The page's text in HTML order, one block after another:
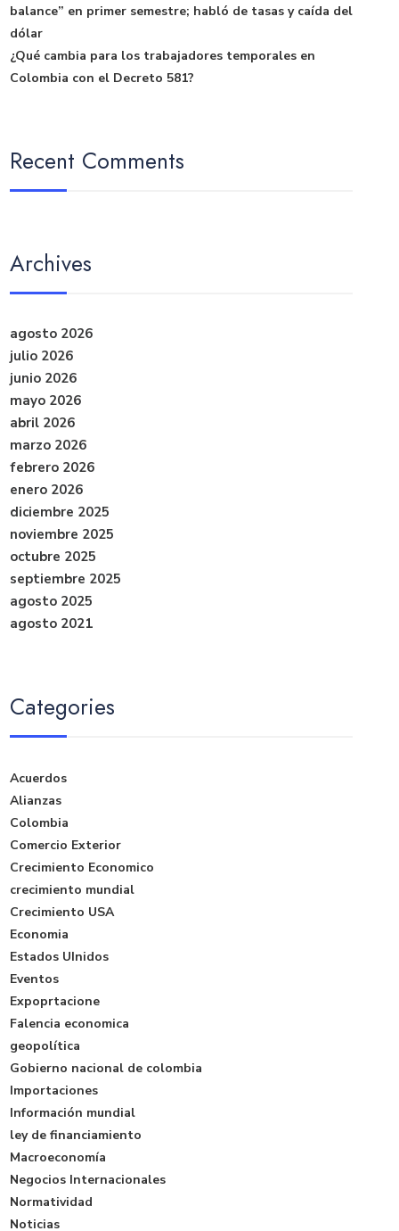
balance” en primer semestre; habló de tasas y caída del
dólar
¿Qué cambia para los trabajadores temporales en
Colombia con el Decreto 581?
Recent Comments
Archives
agosto 2026
julio 2026
junio 2026
mayo 2026
abril 2026
marzo 2026
febrero 2026
enero 2026
diciembre 2025
noviembre 2025
octubre 2025
septiembre 2025
agosto 2025
agosto 2021
Categories
Acuerdos
Alianzas
Colombia
Comercio Exterior
Crecimiento Economico
crecimiento mundial
Crecimiento USA
Economia
Estados UInidos
Eventos
Expoprtacione
Falencia economica
geopolítica
Gobierno nacional de colombia
Importaciones
Información mundial
ley de financiamiento
Macroeconomía
Negocios Internacionales
Normatividad
Noticias